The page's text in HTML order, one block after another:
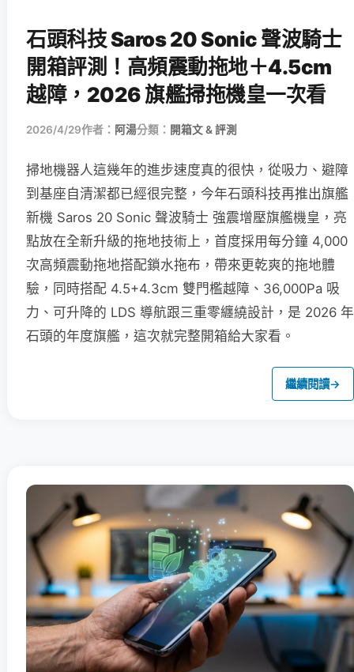
石頭科技 Saros 20 Sonic 聲波騎士
開箱評測！高頻震動拖地＋4.5cm
越障，2026 旗艦掃拖機皇一次看
2026/4/29作者： 阿湯分類： 開箱文 & 評測
掃地機器人這幾年的進步速度真的很快，從吸力、避障
到基座自清潔都已經很完整，今年石頭科技再推出旗艦
新機 Saros 20 Sonic 聲波騎士 強震增壓旗艦機皇，亮
點放在全新升級的拖地技術上，首度採用每分鐘 4,000
次高頻震動拖地搭配鎖水拖布，帶來更乾爽的拖地體
驗，同時搭配 4.5+4.3cm 雙門檻越障、36,000Pa 吸
力、可升降的 LDS 導航跟三重零纏繞設計，是 2026 年
石頭的年度旗艦，這次就完整開箱給大家看。
繼續閱讀→